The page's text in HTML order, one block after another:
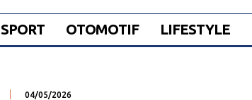
SPORT OTOMOTIF LIFESTYLE
04/05/2026